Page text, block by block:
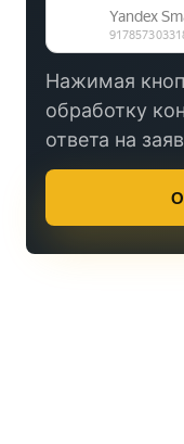
Нажимая
обработку
ответа на